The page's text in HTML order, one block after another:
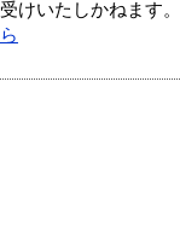
けいたしかねます。